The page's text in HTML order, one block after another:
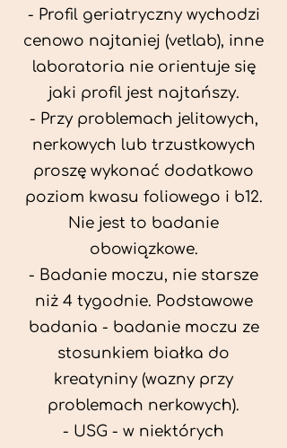
- Profil geriatryczny wychodzi
cenowo najtaniej (vetlab), inne
laboratoria nie orientuje się
jaki profil jest najtańszy.
- Przy problemach jelitowych,
nerkowych lub trzustkowych
proszę wykonać dodatkowo
poziom kwasu foliowego i b12.
Nie jest to badanie
obowiązkowe.
- Badanie moczu, nie starsze
niż 4 tygodnie. Podstawowe
badania - badanie moczu ze
stosunkiem białka do
kreatyniny (wazny przy
problemach nerkowych).
- USG - w niektórych